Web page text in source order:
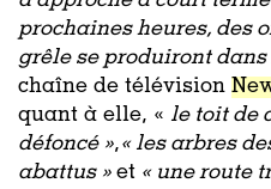
prochaines heures, des
grêle se produiront
chaîne de télévision
quant à elle, « le toit de
défoncé »,« les arbres
abattus » et « une route